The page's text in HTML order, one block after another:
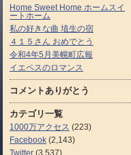
Home Sweet Home ホームスイ
ートホーム
私の好きな曲 埴生の宿
４１５さん おめでとう
令和4年5月美幌町広報
イエペスのロマンス
コメントありがとう
カテゴリ一覧
1000万アクセス (223)
Facebook (2,143)
Twitter (3,537)